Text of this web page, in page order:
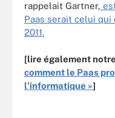
rappelait Gartner,
Paas serait celui
2011.
[lire également
comment le Paas
l'informatique »]